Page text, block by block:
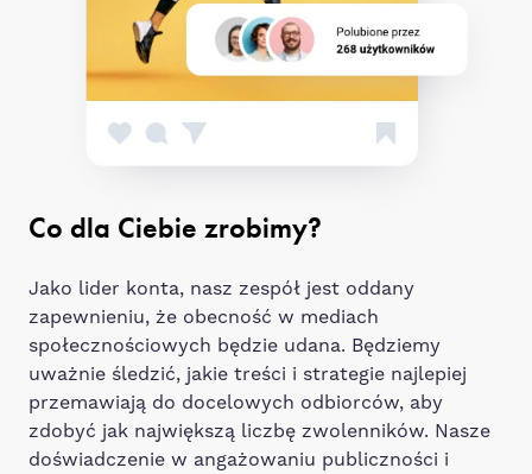
Co dla Ciebie zrobimy?
Jako lider konta, nasz zespół jest oddany
zapewnieniu, że obecność w mediach
społecznościowych będzie udana. Będziemy
uważnie śledzić, jakie treści i strategie najlepiej
przemawiają do docelowych odbiorców, aby
zdobyć jak największą liczbę zwolenników. Nasze
doświadczenie w angażowaniu publiczności i